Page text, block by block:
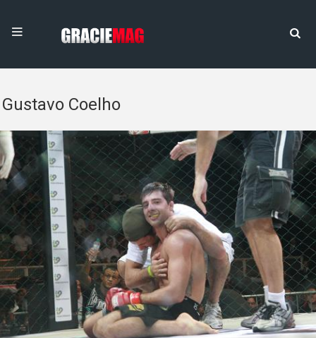
Gustavo Coelho